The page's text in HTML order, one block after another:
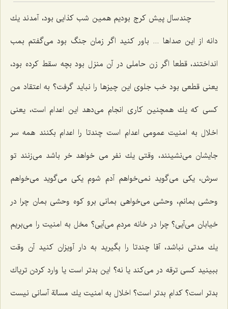
چندسال پیش كرج بودیم همین شب كذایی بود، آمدند یك
دانه از این صداها ... باور كنید اگر زمان جنگ بود می‌گفتم بمب
انداختند، قطعا اگر زن حاملی در آن منزل بود بچه سقط كرده بود،
یعنی قطعی بود خب جلوی این چیزها را نباید گرفت؟ به اعتقاد من
كسی كه یك همچنین كاری انجام می‌دهد این اعدام است، یعنی
اخلال به امنیت عمومی اعدام است چندتا را اعدام بكنند همه سر
جایشان می‌نشینند، وقتی یك نفر می خواهد خر باشد می‌زنند تو
سرش، یكی می‌گوید نمی‌خواهم آدم شوم یكی می‌گوید می‌خواهم
وحشی بمانم، وحشی می‌خواهی بمانی برو كوه وحشی بمان چرا در
خیابان می‌آیی؟ چرا در خانه مردم می‌آیی؟ مخل به امنیت را می‌بریم
یك مدتی نباشد، آقا چندتا را بگیرید به دار آویزان كنید آن وقت
ببینید كسی ترقه در می‌كند یا نه؟ این بدتر است یا وارد كردن تریاك
بدتر است؟ كدام بدتر است؟ اخلال به امنیت یك مسالة آسانی نیست